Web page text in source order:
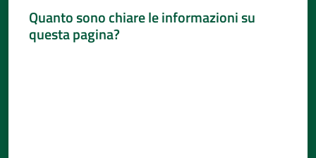
Per
cittadini
Quanto sono chiare le informazioni su
questa pagina?